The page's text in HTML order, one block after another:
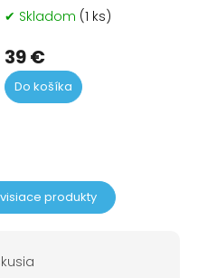
✔ Skladom (1 ks)
39 €
Do košíka
produkty